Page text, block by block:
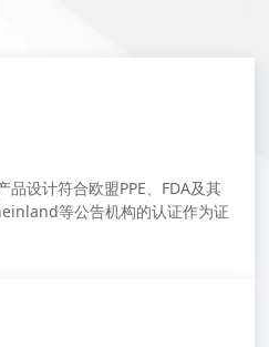
品设计符合欧盟PPE、FDA及其
等公告机构的认证作为证